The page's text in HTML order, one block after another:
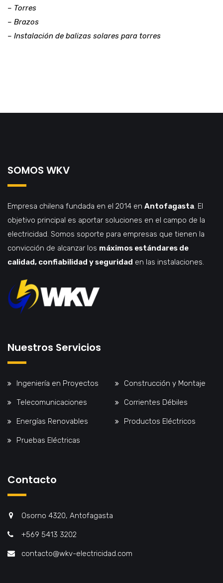
– Torres
– Brazos
– Instalación de balizas solares para torres
SOMOS WKV
Empresa chilena fundada en el 2014 en Antofagasta. El
objetivo principal es aportar soluciones en el campo de la
electricidad. Somos soporte para empresas que tienen la
convicción de alcanzar los máximos estándares de
calidad, confiabilidad y seguridad en las instalaciones.
Nuestros Servicios
Ingeniería en Proyectos Construcción y Montaje
Telecomunicaciones Corrientes Débiles
Energías Renovables Productos Eléctricos
Pruebas Eléctricas
Contacto
Osorno 4320, Antofagasta
+569 5413 3202
contacto@wkv-electricidad.com